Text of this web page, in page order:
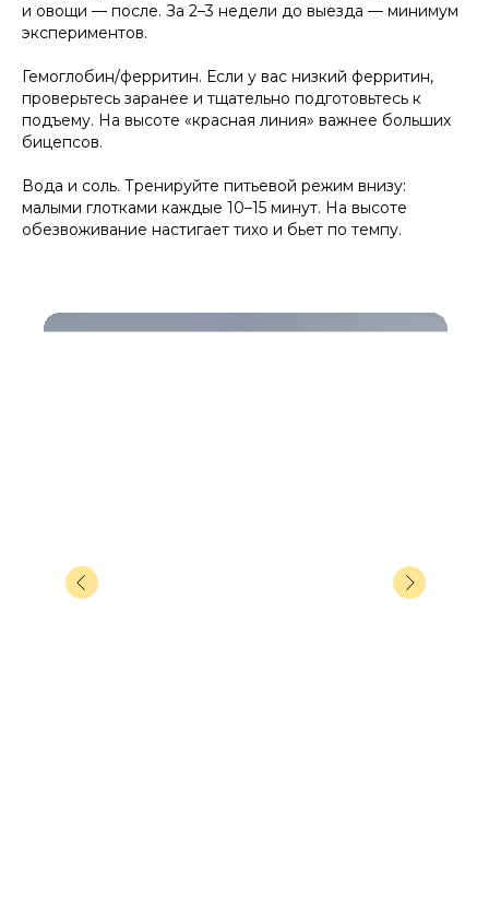
и овощи — после. За 2–3 недели до выезда — минимум
экспериментов.
Гемоглобин/ферритин. Если у вас низкий ферритин,
проверьтесь заранее и тщательно подготовьтесь к
подъему. На высоте «красная линия» важнее больших
бицепсов.
Вода и соль. Тренируйте питьевой режим внизу:
малыми глотками каждые 10–15 минут. На высоте
обезвоживание настигает тихо и бьет по темпу.